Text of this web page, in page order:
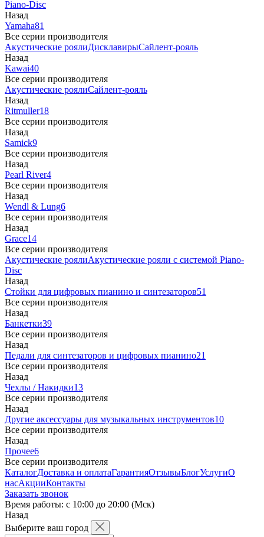
Piano-Disc
Назад
Yamaha81
Все серии производителя
Акустические роялиДисклавирыСайлент-рояль
Назад
Kawai40
Все серии производителя
Акустические роялиСайлент-рояль
Назад
Ritmuller18
Все серии производителя
Назад
Samick9
Все серии производителя
Назад
Pearl River4
Все серии производителя
Назад
Wendl & Lung6
Все серии производителя
Назад
Grace14
Все серии производителя
Акустические роялиАкустические рояли с системой Piano-
Disc
Назад
Стойки для цифровых пианино и синтезаторов51
Все серии производителя
Назад
Банкетки39
Все серии производителя
Назад
Педали для синтезаторов и цифровых пианино21
Все серии производителя
Назад
Чехлы / Накидки13
Все серии производителя
Назад
Другие аксессуары для музыкальных инструментов10
Все серии производителя
Назад
Прочее6
Все серии производителя
КаталогДоставка и оплатаГарантияОтзывыБлогУслугиО
насАкцииКонтакты
Заказать звонок
Время работы: с 10:00 до 20:00 (Мск)
Назад
Выберите ваш город